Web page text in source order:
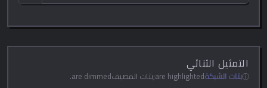
التمثيل الثنائي
بتات الشبكةare highlighted; بتات المضيفare dimmed.